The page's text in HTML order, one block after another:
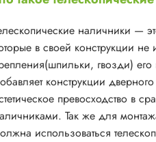
наличники —
в своей конструкции
гвозди)
конструкции
превосходство в
Так же для
использоваться